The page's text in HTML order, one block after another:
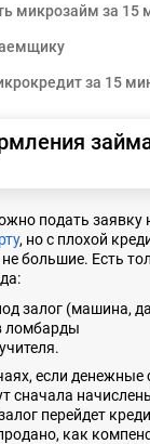
микрозайм за 15
за 15
подать заявку
, но с плохой
большие. Есть
залог (машина,
ломбарды
если денежные
сначала
перейдет
как